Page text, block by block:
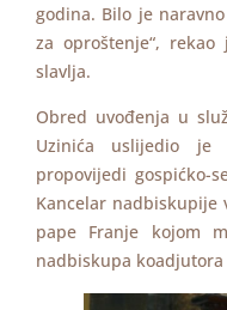
godina. Bilo je
za oproštenje“,
slavlja.
Obred uvođenja u
Uzinića uslijedio je
propovijedi gospićko-
Kancelar nadbiskupije
pape Franje kojom
nadbiskupa